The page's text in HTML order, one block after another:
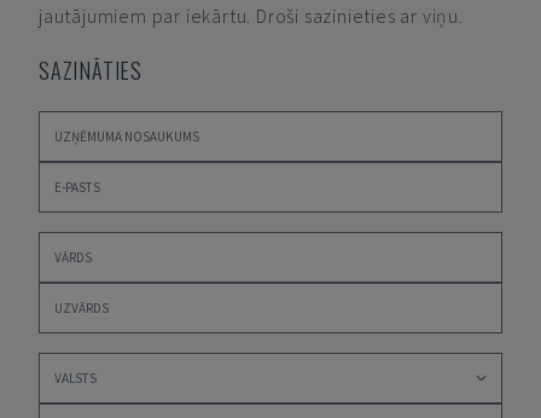
jautājumiem par iekārtu. Droši sazinieties ar viņu.
SAZINĀTIES